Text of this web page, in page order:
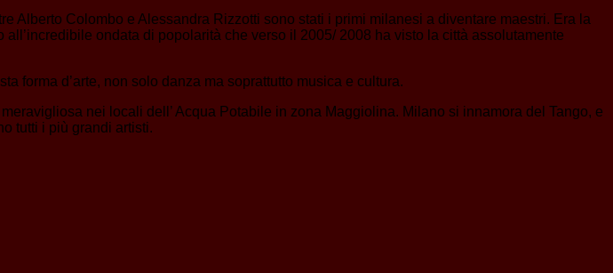
Alberto Colombo e Alessandra Rizzotti sono stati i primi milanesi a diventare maestri. Era la
ondata di popolarità che verso il 2005/ 2008 ha visto la città assolutamente
forma d’arte, non solo danza ma soprattutto musica e cultura.
nei locali dell’ Acqua Potabile in zona Maggiolina. Milano si innamora del Tango, e
tutti i più grandi artisti.